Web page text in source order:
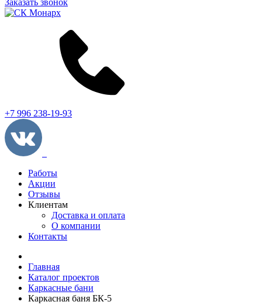
Заказать звонок
+7 996 238-19-93
Работы
Акции
Отзывы
Клиентам
Доставка и оплата
О компании
Контакты
Главная
Каталог проектов
Каркасные бани
Каркасная баня БК-5